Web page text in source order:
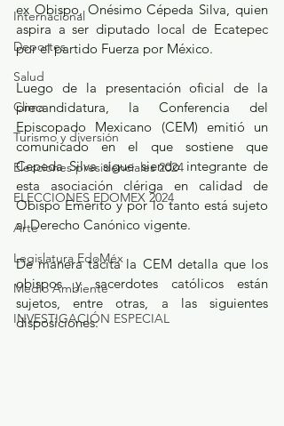
Internacional
Deportes
Salud
Clima
Turismo y diversión
Elecciones presidenciales 2024
ELECCIONES EDOMEX 2024
Arte
Legislatura EdoMéx
Medio Ambiente
INVESTIGACIÓN ESPECIAL
ex Obispo, Onésimo Cépeda Silva, quien
aspira a ser diputado local de Ecatepec
por el partido Fuerza por México.
Luego de la presentación oficial de la
precandidatura, la Conferencia del
Episcopado Mexicano (CEM) emitió un
comunicado en el que sostiene que
Cepeda Silva sigue siendo integrante de
esta asociación clériga en calidad de
Obispo Emérito y por lo tanto está sujeto
al Derecho Canónico vigente.
De manera tácita la CEM detalla que los
obispos y sacerdotes católicos están
sujetos, entre otras, a las siguientes
disposiciones: